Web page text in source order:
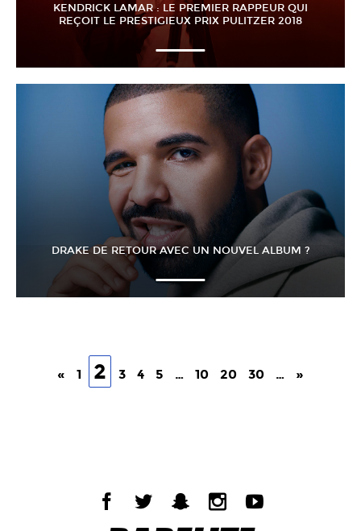
KENDRICK LAMAR : LE PREMIER RAPPEUR QUI
REÇOIT LE PRESTIGIEUX PRIX PULITZER 2018
DRAKE DE RETOUR AVEC UN NOUVEL ALBUM ?
« 1 2 3 4 5 … 10 20 30 … »